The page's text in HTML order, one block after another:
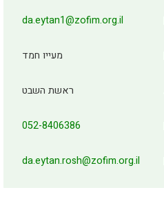
da.eytan1@zofim.org.il
מעייו חמד
ראשת השבט
052-8406386
da.eytan.rosh@zofim.org.il